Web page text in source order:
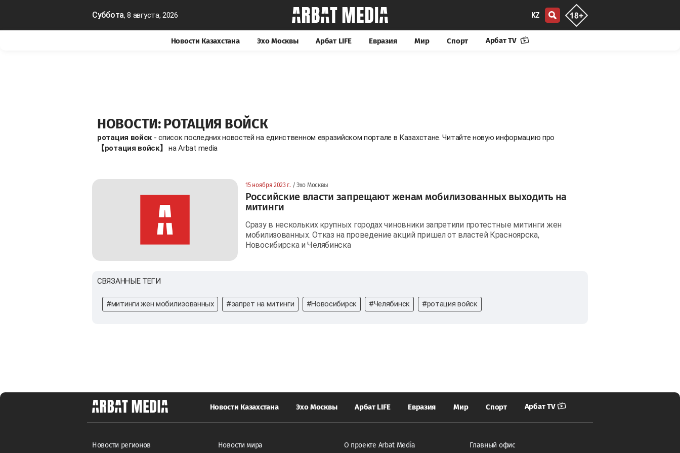
Суббота, 8 августа, 2026 KZ
Новости Казахстана Эхо Москвы Арбат LIFE Евразия Мир Спорт Арбат TV
НОВОСТИ: РОТАЦИЯ ВОЙСК
ротация войск - список последних новостей на единственном евразийском портале в Казахстане. Читайте новую информацию про
【ротация войск】
на Arbat media
15 ноября 2023 г. / Эхо Москвы
Российские власти запрещают женам мобилизованных выходить на
митинги
Сразу в нескольких крупных городах чиновники запретили протестные митинги жен
мобилизованных. Отказ на проведение акций пришел от властей Красноярска,
Новосибирска и Челябинска
СВЯЗАННЫЕ ТЕГИ
#митинги жен мобилизованных #запрет на митинги #Новосибирск #Челябинск #ротация войск
Новости Казахстана Эхо Москвы Арбат LIFE Евразия Мир Спорт Арбат TV
Новости регионов Новости мира О проекте Arbat Media Главный офис